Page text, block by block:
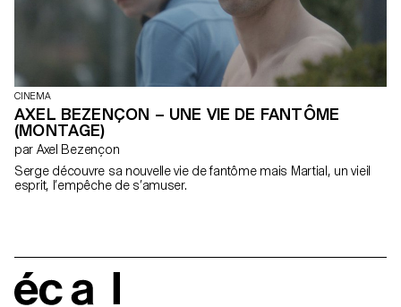
CINEMA
AXEL BEZENÇON – UNE VIE DE FANTÔME
(MONTAGE)
par Axel Bezençon
Serge découvre sa nouvelle vie de fantôme mais Martial, un vieil
esprit, l’empêche de s’amuser.